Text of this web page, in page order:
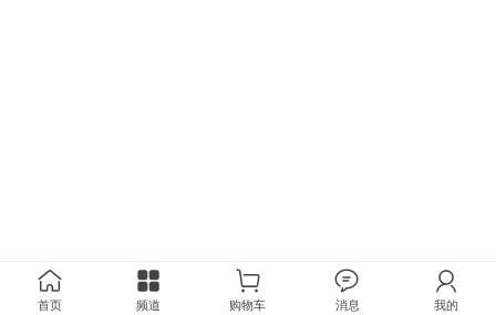
首页 频道 购物车 消息 我的